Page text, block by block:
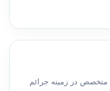
متخصص در زمینه جرائم